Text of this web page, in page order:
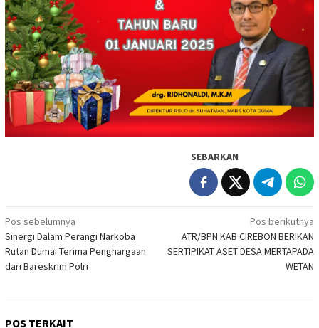
SEBARKAN
Navigasi
pos
Pos sebelumnya
Sinergi Dalam Perangi Narkoba
Rutan Dumai Terima Penghargaan
dari Bareskrim Polri
Pos berikutnya
ATR/BPN KAB CIREBON BERIKAN
SERTIPIKAT ASET DESA MERTAPADA
WETAN
POS TERKAIT